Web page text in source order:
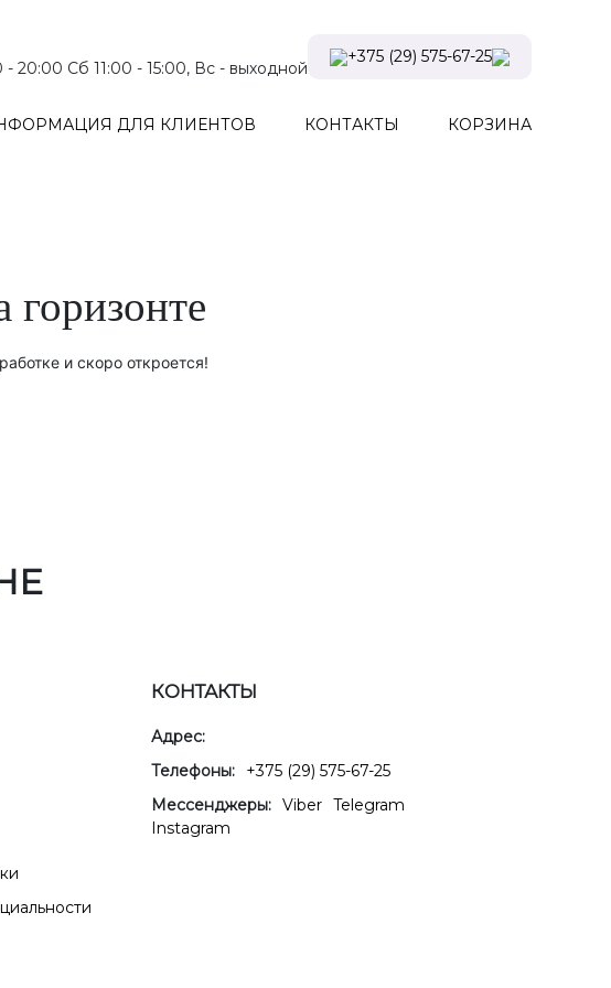
- 20:00 Сб 11:00 - 15:00, Вс - выходной
+375 (29) 575-67-25
Viber
ДЛЯ КЛИЕНТОВ КОНТАКТЫ КОРЗИНА
и скоро откроется!
КОНТАКТЫ
Адрес:
Телефоны:
+375 (29) 575-67-25
Мессенджеры: Viber Telegram
Instagram